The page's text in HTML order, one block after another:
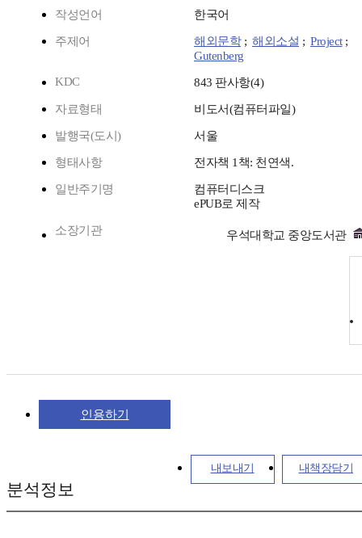
작성언어 한국어
주제어 해외문학; 해외소설 ; Project;
Gutenberg
KDC
843 판사항(4)
자료형태 비도서(컴퓨터파일)
발행국(도시) 서울
형태사항 전자책 1책: 천연색.
일반주기명
컴퓨터디스크
ePUB로 제작
소장기관 우석대학교 중앙도서관
인용하기
내보내기 내책장담기
분석정보